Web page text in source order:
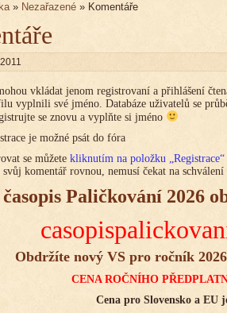
» Nezařazené » Komentáře
vkládat jenom registrovaní a přihlášení
vyplnili své jméno. Databáze uživatelů se
se znovu a vyplňte si jméno
je možné psát do fóra
se můžete kliknutím na položku „Registrace“
komentář rovnou, nemusí čekat na schválení
časopis Paličkování 2026
Obdržíte nový VS pro ročník
CENA ROČNÍHO
Cena pro Slovensko a EU